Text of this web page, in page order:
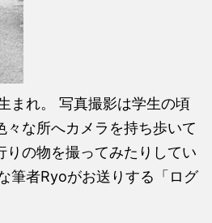
まれ。 写真撮影は学生の頃
々な所へカメラを持ち歩いて
りの物を撮ってみたりしてい
筆者Ryoがお送りする「ログ